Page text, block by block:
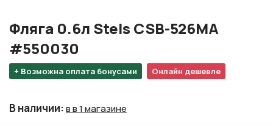
+ Возможна оплата бонусами Онлайн дешевле
Фляга 0.6л Stels CSB-526MA
#550030
В наличии:в в 1 магазине